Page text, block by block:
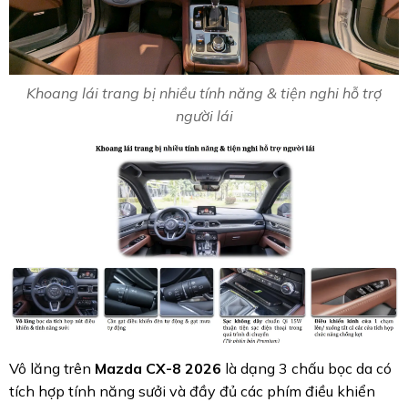
Khoang lái trang bị nhiều tính năng & tiện nghi hỗ trợ
người lái
Vô lăng trên Mazda CX-8 2026 là dạng 3 chấu bọc da có
tích hợp tính năng sưởi và đầy đủ các phím điều khiển